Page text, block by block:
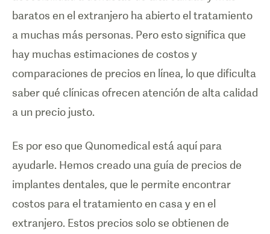
baratos en el extranjero ha abierto el tratamiento
a muchas más personas. Pero esto significa que
hay muchas estimaciones de costos y
comparaciones de precios en línea, lo que dificulta
saber qué clínicas ofrecen atención de alta calidad
a un precio justo.
Es por eso que Qunomedical está aquí para
ayudarle. Hemos creado una guía de precios de
implantes dentales, que le permite encontrar
costos para el tratamiento en casa y en el
extranjero. Estos precios solo se obtienen de